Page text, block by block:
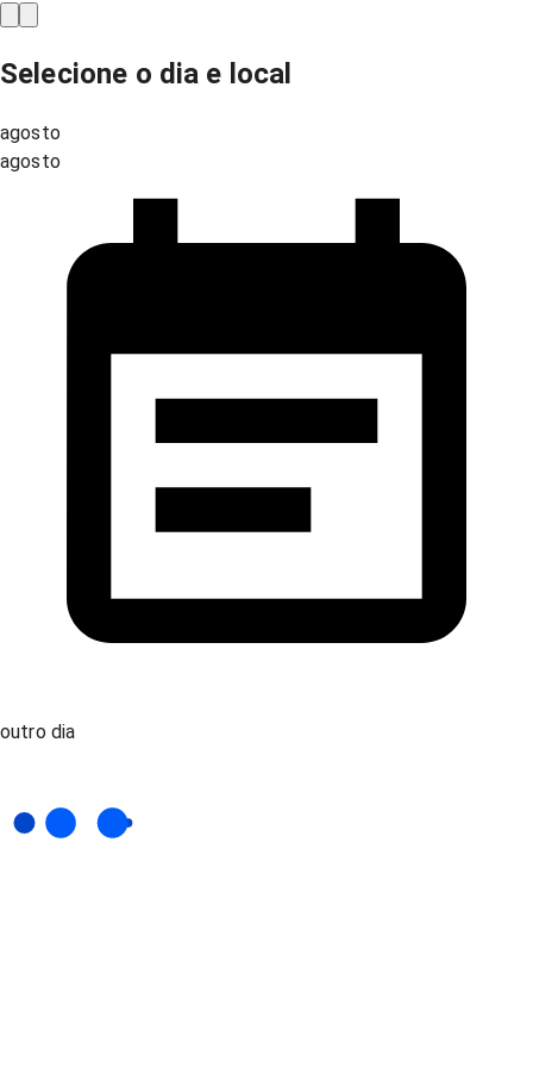
Selecione o dia e local
agosto
agosto
outro dia